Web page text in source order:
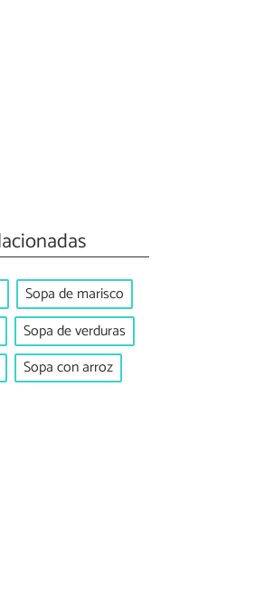
Sopa de marisco
Sopa de verduras
Sopa con arroz